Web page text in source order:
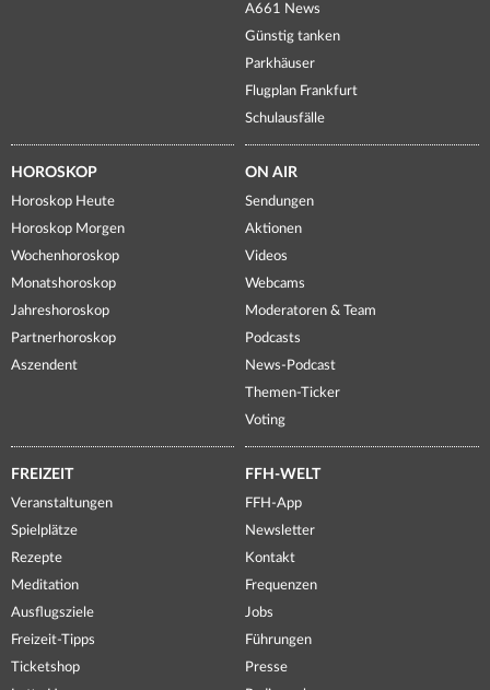
A661 News
Günstig tanken
Parkhäuser
Flugplan Frankfurt
Schulausfälle
HOROSKOP
Horoskop Heute
Horoskop Morgen
Wochenhoroskop
Monatshoroskop
Jahreshoroskop
Partnerhoroskop
Aszendent
ON AIR
Sendungen
Aktionen
Videos
Webcams
Moderatoren & Team
Podcasts
News-Podcast
Themen-Ticker
Voting
FREIZEIT
Veranstaltungen
Spielplätze
Rezepte
Meditation
Ausflugsziele
Freizeit-Tipps
Ticketshop
FFH-WELT
FFH-App
Newsletter
Kontakt
Frequenzen
Jobs
Führungen
Presse